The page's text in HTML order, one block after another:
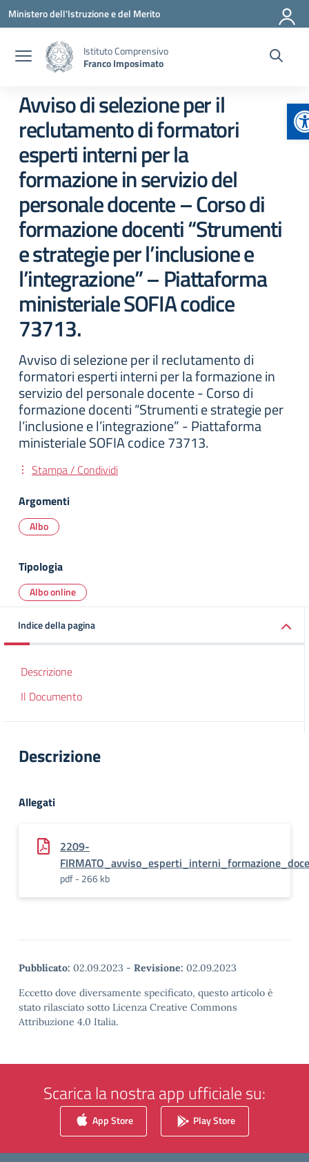
Vai ai contenuti
Vai al menu di navigazione
Vai al footer
Ministero dell'Istruzione e del Merito
Istituto Comprensivo
Franco Imposimato
Avviso di selezione per il
reclutamento di formatori
esperti interni per la
formazione in servizio del
personale docente – Corso di
formazione docenti “Strumenti
e strategie per l’inclusione e
l’integrazione” – Piattaforma
ministeriale SOFIA codice
73713.
Avviso di selezione per il reclutamento di
formatori esperti interni per la formazione in
servizio del personale docente - Corso di
formazione docenti “Strumenti e strategie per
l’inclusione e l’integrazione” - Piattaforma
ministeriale SOFIA codice 73713.
Stampa / Condividi
Argomenti
Albo
Tipologia
Albo online
Indice della pagina
Descrizione
Il Documento
Descrizione
Allegati
2209-
pdf - 266 kb
Pubblicato: 02.09.2023 - Revisione: 02.09.2023
Eccetto dove diversamente specificato, questo articolo è
stato rilasciato sotto Licenza Creative Commons
Attribuzione 4.0 Italia.
Scarica la nostra app ufficiale su:
App Store Play Store